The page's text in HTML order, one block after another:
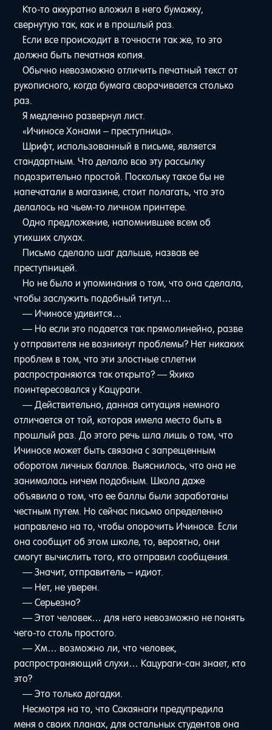
Кто-то аккуратно вложил в него бумажку,
свернутую так, как и в прошлый раз.
Если все происходит в точности так же, то это
должна быть печатная копия.
Обычно невозможно отличить печатный текст от
рукописного, когда бумага сворачивается столько
раз.
Я медленно развернул лист.
«Ичиносе Хонами – преступница».
Шрифт, использованный в письме, является
стандартным. Что делало всю эту рассылку
подозрительно простой. Поскольку такое бы не
напечатали в магазине, стоит полагать, что это
делалось на чьем-то личном принтере.
Одно предложение, напомнившее всем об
утихших слухах.
Письмо сделало шаг дальше, назвав ее
преступницей.
Но не было и упоминания о том, что она сделала,
чтобы заслужить подобный титул…
— Ичиносе удивится…
— Но если это подается так прямолинейно, разве
у отправителя не возникнут проблемы? Нет никаких
проблем в том, что эти злостные сплетни
распространяются так открыто? — Яхико
поинтересовался у Кацураги.
— Действительно, данная ситуация немного
отличается от той, которая имела место быть в
прошлый раз. До этого речь шла лишь о том, что
Ичиносе может быть связана с запрещенным
оборотом личных баллов. Выяснилось, что она не
занималась ничем подобным. Школа даже
объявила о том, что ее баллы были заработаны
честным путем. Но сейчас письмо определенно
направлено на то, чтобы опорочить Ичиносе. Если
она сообщит об этом школе, то, вероятно, они
смогут вычислить того, кто отправил сообщения.
— Значит, отправитель – идиот.
— Нет, не уверен.
— Серьезно?
— Этот человек… для него невозможно не понять
чего-то столь простого.
— Хм… возможно ли, что человек,
распространяющий слухи… Кацураги-сан знает, кто
это?
— Это только догадки.
Несмотря на то, что Сакаянаги предупредила
меня о своих планах, для остальных студентов она